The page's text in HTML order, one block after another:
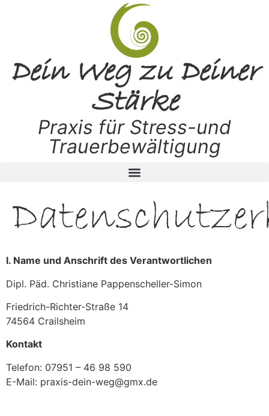
Dein Weg zu Deiner
Stärke
Praxis für Stress-und
Trauerbewältigung
I. Name und Anschrift des Verantwortlichen
Dipl. Päd. Christiane Pappenscheller-Simon
Friedrich-Richter-Straße 14
74564 Crailsheim
Kontakt
Telefon: 07951 – 46 98 590
E-Mail: praxis-dein-weg@gmx.de